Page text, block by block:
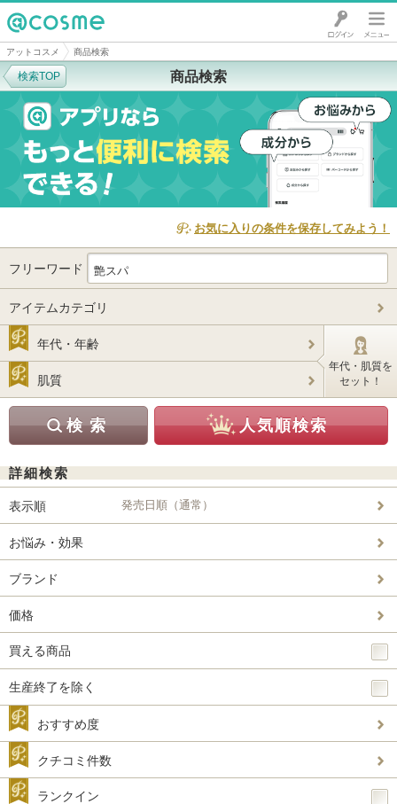
@cosme
アットコスメ 商品検索
商品検索
検索TOP
お気に入りの条件を保存してみよう！
フリーワード
アイテムカテゴリ
年代・年齢
肌質
年代・肌質を
セット！
詳細検索
表示順 発売日順（通常）
お悩み・効果
ブランド
価格
買える商品
生産終了を除く
おすすめ度
クチコミ件数
ランクイン